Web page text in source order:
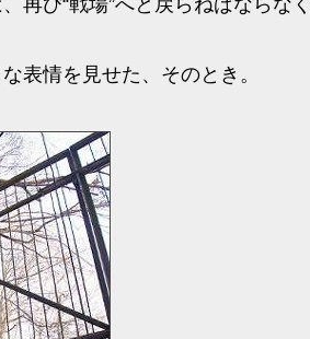
表情を見せた、そのとき。